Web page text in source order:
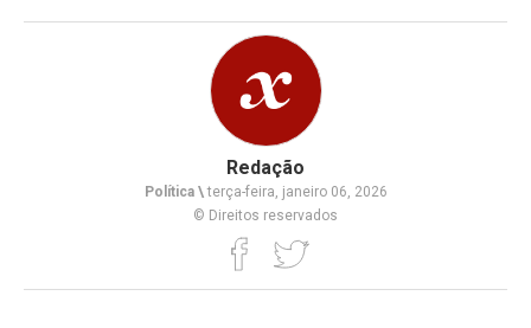
Redação
Política \terça-feira, janeiro 06, 2026
© Direitos reservados